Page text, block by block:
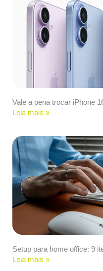
Vale a pena trocar iPhone
Leia mais »
Setup para home office: 9
Leia mais »